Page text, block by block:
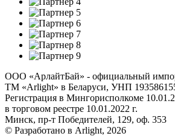
ООО «АрлайтБай» - официальный
ТМ «Arlight» в Беларуси, УНП
Регистрация в Мингорисполкоме
в торговом реестре 10.01.2022 г.
Минск, пр-т Победителей, 129, оф. 353
© Разработано в Arlight, 2026